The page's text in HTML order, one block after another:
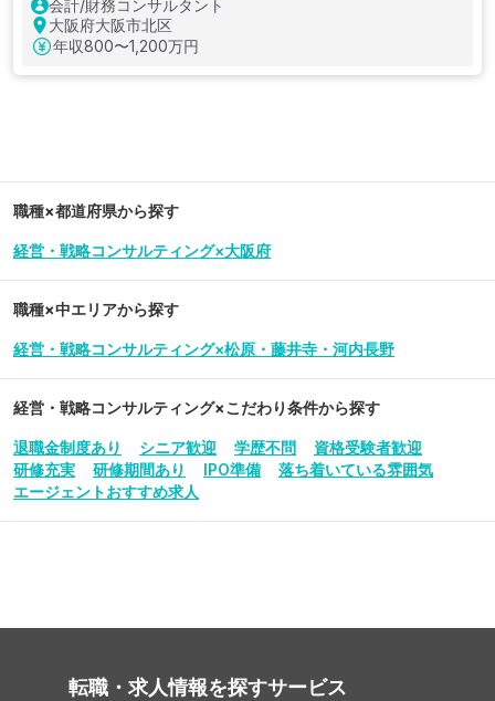
会計/財務コンサルタント
大阪府大阪市北区
年収800〜1,200万円
職種×都道府県から探す
経営・戦略コンサルティング×大阪府
職種×中エリアから探す
経営・戦略コンサルティング×松原・藤井寺・河内長野
経営・戦略コンサルティング×こだわり条件から探す
退職金制度あり シニア歓迎 学歴不問
資格受験者歓迎
研修充実
研修期間あり IPO準備
落ち着いている雰囲気
エージェントおすすめ求人
転職・求人情報を探すサービス